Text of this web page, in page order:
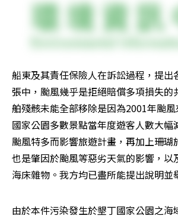
船東及其責任保險人在訴訟過程，提出
張中，颱風幾乎是拒絕賠償多項損失的
舶殘骸未能全部移除是因為2001年颱
國家公園多數景點當年度遊客人數大幅
颱風特多而影響旅遊計畫，再加上珊瑚
也是肇因於颱風等惡劣天氣的影響，以
海床雜物。我方均已盡所能提出說明並
由於本件污染發生於墾丁國家公園之海